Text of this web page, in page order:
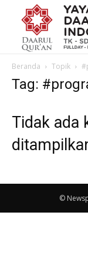
Beranda Topik
Tag:
Tidak ada
©